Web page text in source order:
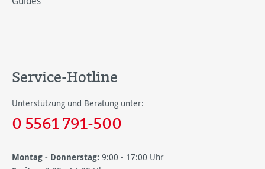
Service-Hotline
Unterstützung und Beratung unter:
0 5561 791-500
Montag - Donnerstag: 9:00 - 17:00 Uhr